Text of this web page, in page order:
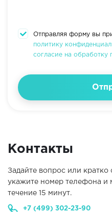
Контакты
Задайте вопрос или кратко
укажите номер телефона и
течение 15 минут.
+7 (499) 302-23-90
Отправляя форму вы
политику
согласие на обработку